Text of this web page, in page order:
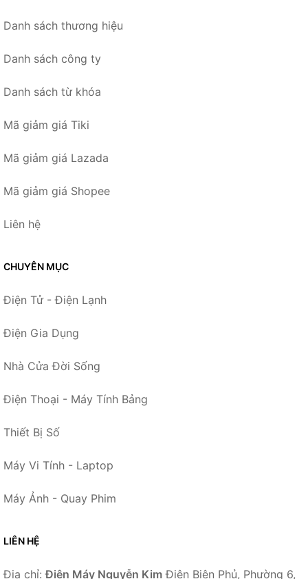
Danh sách thương hiệu
Danh sách công ty
Danh sách từ khóa
Mã giảm giá Tiki
Mã giảm giá Lazada
Mã giảm giá Shopee
Liên hệ
CHUYÊN MỤC
Điện Tử - Điện Lạnh
Điện Gia Dụng
Nhà Cửa Đời Sống
Điện Thoại - Máy Tính Bảng
Thiết Bị Số
Máy Vi Tính - Laptop
Máy Ảnh - Quay Phim
LIÊN HỆ
Địa chỉ:Điện Máy Nguyễn Kim Điện Biên Phủ, Phường 6,